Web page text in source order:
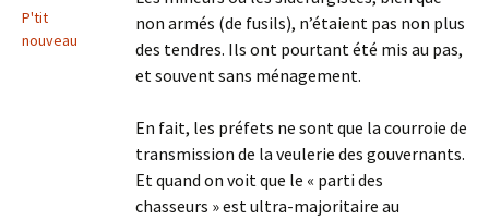
P'tit
nouveau
non armés (de fusils), n’étaient pas non plus
des tendres. Ils ont pourtant été mis au pas,
et souvent sans ménagement.
En fait, les préfets ne sont que la courroie de
transmission de la veulerie des gouvernants.
Et quand on voit que le « parti des
chasseurs » est ultra-majoritaire au